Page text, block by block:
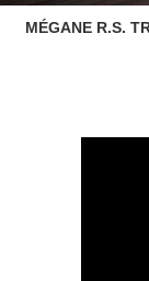
MÉGANE R.S.